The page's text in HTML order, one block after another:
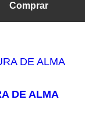
Comprar
DE ALMA